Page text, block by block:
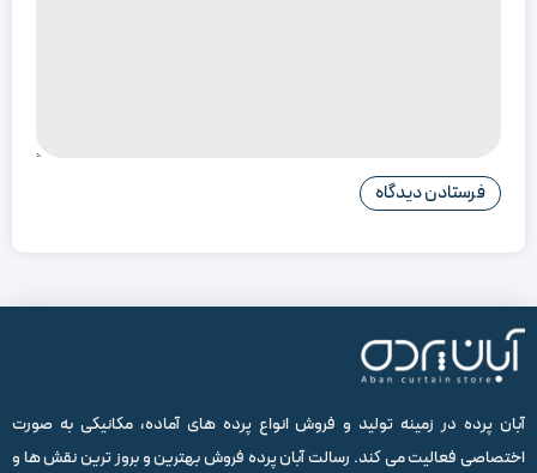
آبان پرده در زمینه تولید و فروش انواع پرده های آماده، مکانیکی به صورت
اختصاصی فعالیت می کند. رسالت آبان پرده فروش بهترین و بروز ترین نقش ها و